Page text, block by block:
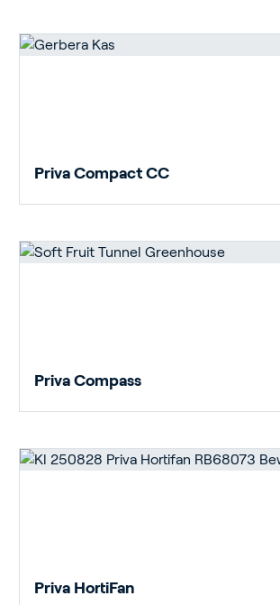
Priva Compact CC
Priva Compass
Priva HortiFan